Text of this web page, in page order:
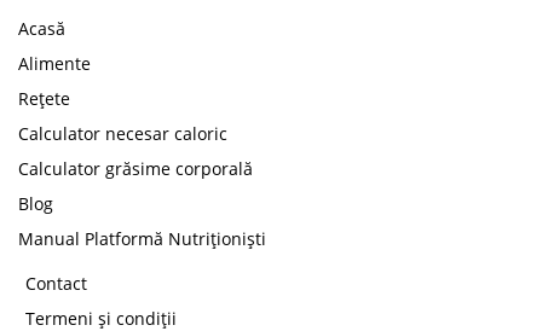
Acasă
Alimente
Rețete
Calculator necesar caloric
Calculator grăsime corporală
Blog
Manual Platformă Nutriționiști
Contact
Termeni și condiții